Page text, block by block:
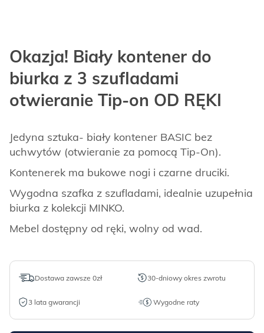
Okazja! Biały kontener do
biurka z 3 szufladami
otwieranie Tip-on OD RĘKI
Jedyna sztuka- biały kontener BASIC bez
uchwytów (otwieranie za pomocą Tip-On).
Kontenerek ma bukowe nogi i czarne druciki.
Wygodna szafka z szufladami, idealnie uzupełnia
biurka z kolekcji MINKO.
Mebel dostępny od ręki, wolny od wad.
Dostawa zawsze 0zł 30-dniowy okres zwrotu
3 lata gwarancji Wygodne raty